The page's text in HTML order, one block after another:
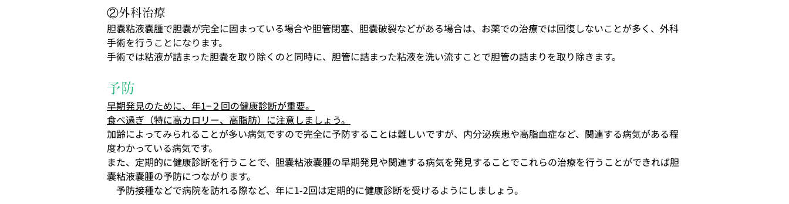
②外科治療
胆嚢粘液嚢腫で胆嚢が完全に固まっている場合や胆管閉塞、胆嚢破裂などがある場合は、お薬での治療では回復しないことが多く、外科
手術を行うことになります。
手術では粘液が詰まった胆嚢を取り除くのと同時に、胆管に詰まった粘液を洗い流すことで胆管の詰まりを取り除きます。
予防
早期発見のために、年1−２回の健康診断が重要。
食べ過ぎ（特に高カロリー、高脂肪）に注意しましょう。
加齢によってみられることが多い病気ですので完全に予防することは難しいですが、内分泌疾患や高脂血症など、関連する病気がある程
度わかっている病気です。
また、定期的に健康診断を行うことで、胆嚢粘液嚢腫の早期発見や関連する病気を発見することでこれらの治療を行うことができれば胆
嚢粘液嚢腫の予防につながります。
予防接種などで病院を訪れる際など、年に1-2回は定期的に健康診断を受けるようにしましょう。